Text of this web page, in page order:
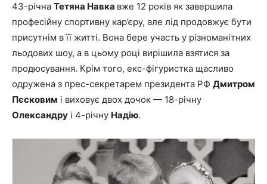
43-річна Тетяна Навка вже 12 років як завершила
професійну спортивну кар’єру, але лід продовжує бути
присутнім в її житті. Вона бере участь у різноманітних
льодових шоу, а в цьому році вирішила взятися за
продюсування. Крім того, екс-фігуристка щасливо
одружена з прес-секретарем президента РФ Дмитром
Пєсковим і виховує двох дочок — 18-річну
Олександру і 4-річну Надію.